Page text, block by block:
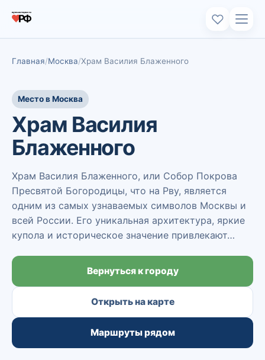
Главная Москва Храм Василия Блаженного
Место в Москва
Храм Василия
Блаженного
Храм Василия Блаженного, или Собор Покрова
Пресвятой Богородицы, что на Рву, является
одним из самых узнаваемых символов Москвы и
всей России. Его уникальная архитектура, яркие
купола и историческое значение привлекают…
Вернуться к городу
Открыть на карте
Маршруты рядом